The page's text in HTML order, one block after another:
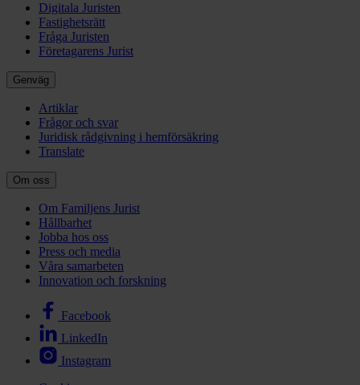
Digitala Juristen
Fastighetsrätt
Fråga Juristen
Företagarens Jurist
Genväg
Artiklar
Frågor och svar
Juridisk rådgivning i hemförsäkring
Translate
Om oss
Om Familjens Jurist
Hållbarhet
Jobba hos oss
Press och media
Våra samarbeten
Innovation och forskning
Facebook
LinkedIn
Instagram